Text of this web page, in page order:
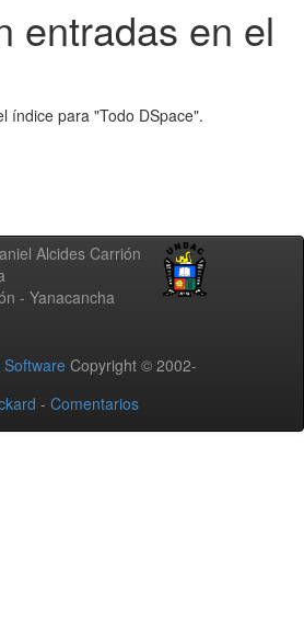
entradas en el
índice para "Todo DSpace".
Alcides Carrión
- Yanacancha
Copyright © 2002-
- Comentarios